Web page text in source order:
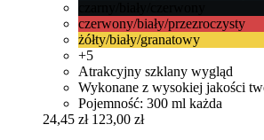
czerwony/biały/przezroczysty
żółty/biały/granatowy
+5
Atrakcyjny szklany wygląd
Wykonane z wysokiej jakości
Pojemność: 300 ml każda
24,45 zł 123,00 zł